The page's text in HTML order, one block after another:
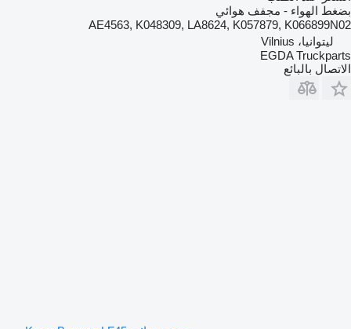
بضغط الهواء - مجفف هوائي
AE4563, K048309, LA8624, K057879, K066899N02
ليتوانيا، Vilnius
EGDA Truckparts
الاتصال بالبائع